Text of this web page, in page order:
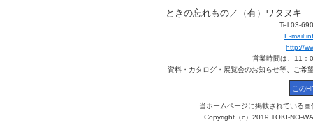
ときの忘れもの／（有）ワタヌキ
Tel 03-
E-
http://
営業時間は、11：
資料・カタログ・展覧会のお知らせ等、ご希
当ホームページに掲載されている
Copyright（c）2019 TOKI-NO-